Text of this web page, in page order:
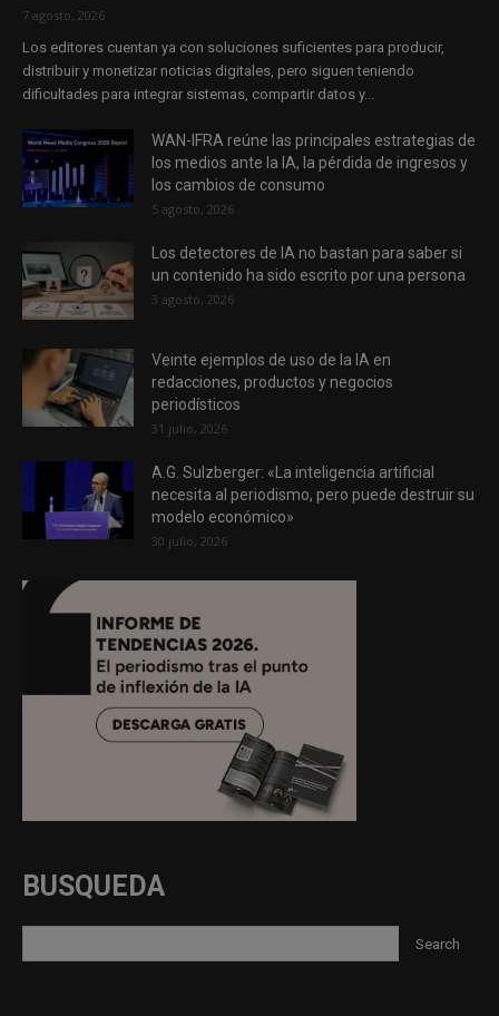
7 agosto, 2026
Los editores cuentan ya con soluciones suficientes para producir,
distribuir y monetizar noticias digitales, pero siguen teniendo
dificultades para integrar sistemas, compartir datos y...
WAN-IFRA reúne las principales estrategias de
los medios ante la IA, la pérdida de ingresos y
los cambios de consumo
5 agosto, 2026
Los detectores de IA no bastan para saber si
un contenido ha sido escrito por una persona
3 agosto, 2026
Veinte ejemplos de uso de la IA en
redacciones, productos y negocios
periodísticos
31 julio, 2026
A.G. Sulzberger: «La inteligencia artificial
necesita al periodismo, pero puede destruir su
modelo económico»
30 julio, 2026
BUSQUEDA